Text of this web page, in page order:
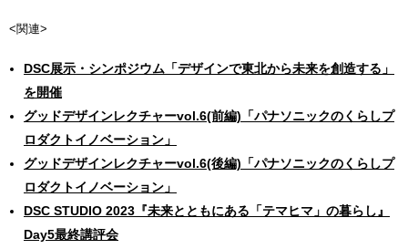
<関連>
DSC展示・シンポジウム「デザインで東北から未来を創造する」
を開催
グッドデザインレクチャーvol.6(前編)「パナソニックのくらしプ
ロダクトイノベーション」
グッドデザインレクチャーvol.6(後編)「パナソニックのくらしプ
ロダクトイノベーション」
DSC STUDIO 2023『未来とともにある「テマヒマ」の暮らし』
Day5最終講評会